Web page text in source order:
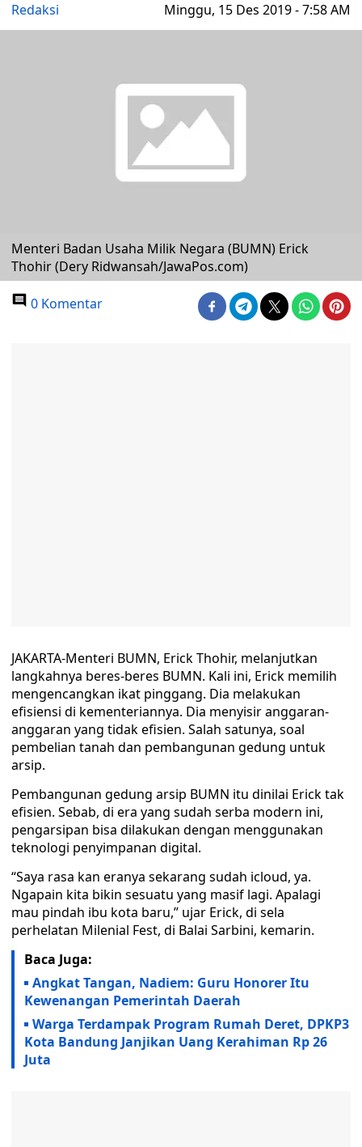
Redaksi Minggu, 15 Des 2019 - 7:58 AM
Menteri Badan Usaha Milik Negara (BUMN) Erick
Thohir (Dery Ridwansah/JawaPos.com)
0 Komentar
JAKARTA-Menteri BUMN, Erick Thohir, melanjutkan
langkahnya beres-beres BUMN. Kali ini, Erick memilih
mengencangkan ikat pinggang. Dia melakukan
efisiensi di kementeriannya. Dia menyisir anggaran-
anggaran yang tidak efisien. Salah satunya, soal
pembelian tanah dan pembangunan gedung untuk
arsip.
Pembangunan gedung arsip BUMN itu dinilai Erick tak
efisien. Sebab, di era yang sudah serba modern ini,
pengarsipan bisa dilakukan dengan menggunakan
teknologi penyimpanan digital.
“Saya rasa kan eranya sekarang sudah icloud, ya.
Ngapain kita bikin sesuatu yang masif lagi. Apalagi
mau pindah ibu kota baru,” ujar Erick, di sela
perhelatan Milenial Fest, di Balai Sarbini, kemarin.
Baca Juga:
Angkat Tangan, Nadiem: Guru Honorer Itu
Kewenangan Pemerintah Daerah
Warga Terdampak Program Rumah Deret, DPKP3
Kota Bandung Janjikan Uang Kerahiman Rp 26
Juta